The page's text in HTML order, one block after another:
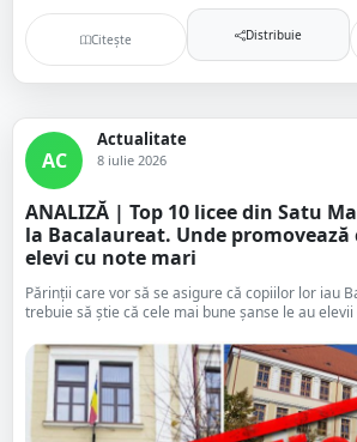
Citește Distribuie
AC
Actualitate
8 iulie 2026
ANALIZĂ | Top 10 licee din Satu
la Bacalaureat. Unde
elevi cu note mari
Părinții care vor să se asigure că copiilor lor iau
trebuie să știe că cele mai bune șanse le au elevii